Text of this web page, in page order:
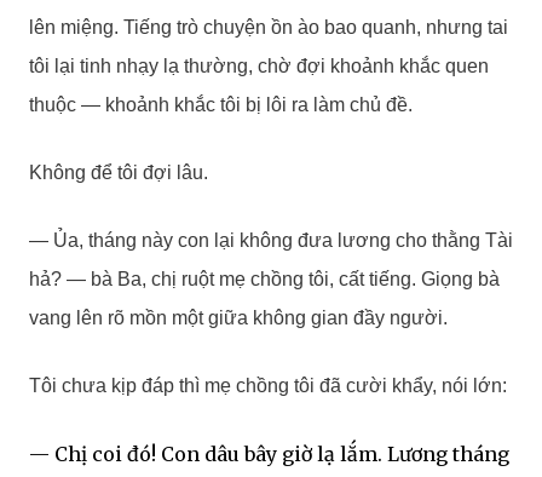
lên miệng. Tiếng trò chuyện ồn ào bao quanh, nhưng tai
tôi lại tinh nhạy lạ thường, chờ đợi khoảnh khắc quen
thuộc — khoảnh khắc tôi bị lôi ra làm chủ đề.
Không để tôi đợi lâu.
— Ủa, tháng này con lại không đưa lương cho thằng Tài
hả? — bà Ba, chị ruột mẹ chồng tôi, cất tiếng. Giọng bà
vang lên rõ mồn một giữa không gian đầy người.
Tôi chưa kịp đáp thì mẹ chồng tôi đã cười khẩy, nói lớn:
— Chị coi đó! Con dâu bây giờ lạ lắm. Lương tháng